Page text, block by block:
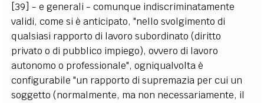
[39] - e generali - comunque indiscriminatamente
validi, come si è anticipato, "nello svolgimento di
qualsiasi rapporto di lavoro subordinato (diritto
privato o di pubblico impiego), ovvero di lavoro
autonomo o professionale", ogniqualvolta è
configurabile "un rapporto di supremazia per cui un
soggetto (normalmente, ma non necessariamente, il